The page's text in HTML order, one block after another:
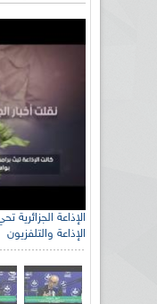
الإذاعة والتلفزيون